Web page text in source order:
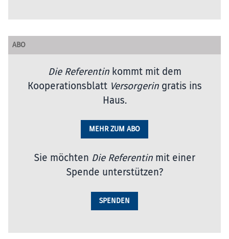
ABO
Die Referentinkommt mit dem
Kooperationsblatt Versorgeringratis ins
Haus.
MEHR ZUM ABO
Sie möchten Die Referentinmit einer
Spende unterstützen?
SPENDEN